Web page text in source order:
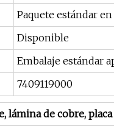
Paquete estándar
Disponible
Embalaje estándar
7409119000
lámina de cobre,